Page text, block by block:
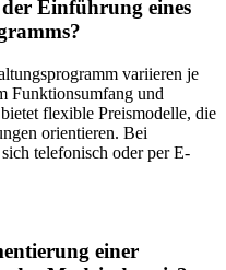
der Einführung eines
variieren je
Funktionsumfang und
flexible Preismodelle, die
orientieren. Bei
telefonisch oder per E-
einer